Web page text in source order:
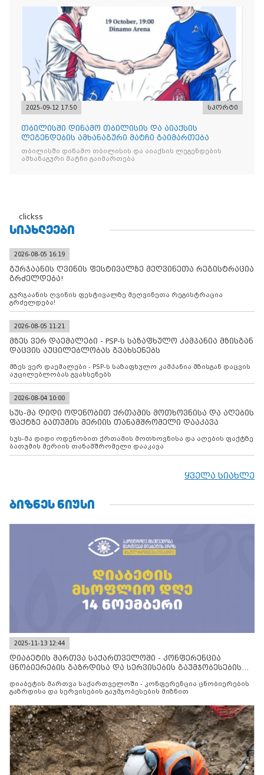
2025-09-12 17:50 სპორტი
თბილისში დინამო თბილისის და აიაქსის
ლეგენდების ამხანაგური მატჩი გაიმართება
თბილისში დინამო თბილისის და აიაქსის ლეგენდების
ამხანაგური მატჩი გაიმართება
clickss
ᲡᲘᲐᲮᲚᲔᲔᲑᲘ
2026-08-05 16:19
გურჯაანის ღვინის ფესტივალზე მეღვინეთა რეგისტრაცია
გრძელდება!
გურჯაანის ღვინის ფესტივალზე მეღვინეთა რეგისტრაცია
გრძელდება!
2026-08-05 11:21
მზეს ვერ დაემალები - PSP-ს საზაფხულო კამპანია მზისგან
დაცვის აუცილებლობას გვახსენებს
მზეს ვერ დაემალები - PSP-ს საზაფხულო კამპანია მზისგან დაცვის
აუცილებლობას გვახსენებს
2026-08-04 10:00
სუს-მა დიდი ოდენობით ქრთამის მოთხოვნისა და აღების
ფაქტზე ბათუმის მერიის თანამშრომელი დააკავა
სუს-მა დიდი ოდენობით ქრთამის მოთხოვნისა და აღების ფაქტზე
ბათუმის მერიის თანამშრომელი დააკავა
ყველა სიახლე
ᲑᲘᲖᲜᲔᲡ ᲜᲘᲣᲡᲘ
2025-11-13 12:44
დიაბეტის მართვა საქართველოში - კონფერენცია
ცნობიერების გაზრდისა და სერვისების გაუმჯობესების
დიაბეტის მართვა საქართველოში - კონფერენცია ცნობიერების
გაზრდისა და სერვისების გაუმჯობესების მიზნით